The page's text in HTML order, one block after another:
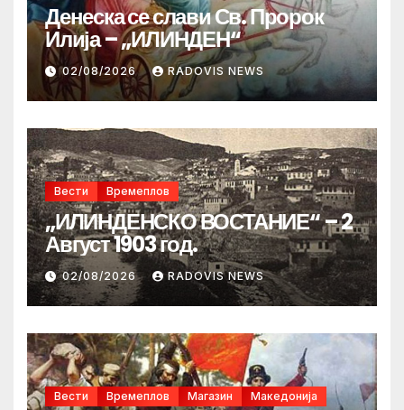
Денеска се слави Св. Пророк
Илија – „ИЛИНДЕН“
02/08/2026 RADOVIS NEWS
Вести Времеплов
„ИЛИНДЕНСКО ВОСТАНИЕ“ – 2
Август 1903 год.
02/08/2026 RADOVIS NEWS
Вести Времеплов Магазин Македонија